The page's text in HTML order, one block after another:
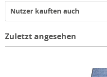
Nutzer kauften auch
Zuletzt angesehen